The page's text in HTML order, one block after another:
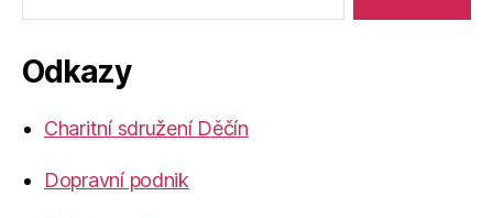
Odkazy
Charitní sdružení Děčín
Dopravní podnik